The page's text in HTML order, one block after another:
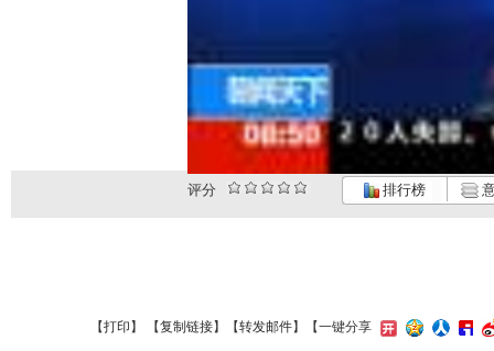
评分 排行榜
【打印 】 【复制链接】【转发邮件】 【一键分享